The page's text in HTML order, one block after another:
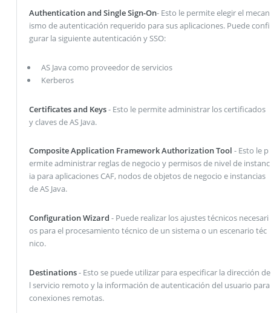
Authentication and Single Sign-On- Esto le permite elegir el mecan
ismo de autenticación requerido para sus aplicaciones. Puede confi
gurar la siguiente autenticación y SSO:
AS Java como proveedor de servicios
Kerberos
Certificates and Keys- Esto le permite administrar los certificados
y claves de AS Java.
Composite Application Framework Authorization Tool - Esto le p
ermite administrar reglas de negocio y permisos de nivel de instanc
ia para aplicaciones CAF, nodos de objetos de negocio e instancias
de AS Java.
Configuration Wizard - Puede realizar los ajustes técnicos necesari
os para el procesamiento técnico de un sistema o un escenario téc
nico.
Destinations- Esto se puede utilizar para especificar la dirección de
l servicio remoto y la información de autenticación del usuario para
conexiones remotas.